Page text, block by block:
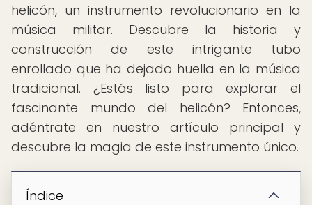
helicón, un instrumento revolucionario en la
música militar. Descubre la historia y
construcción de este intrigante tubo
enrollado que ha dejado huella en la música
tradicional. ¿Estás listo para explorar el
fascinante mundo del helicón? Entonces,
adéntrate en nuestro artículo principal y
descubre la magia de este instrumento único.
Índice